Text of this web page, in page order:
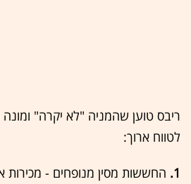
לטווח ארוך:
1.